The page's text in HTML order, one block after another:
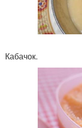
Кабачок.